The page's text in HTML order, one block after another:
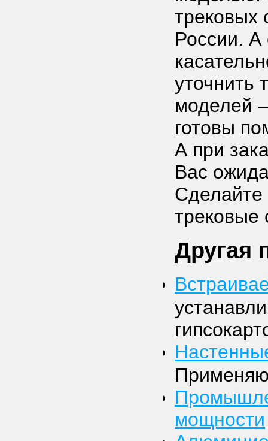
трековых
России. А
уточнить
моделей
готовы
А при
Вас
Сделайте
трековые
Другая
мощности